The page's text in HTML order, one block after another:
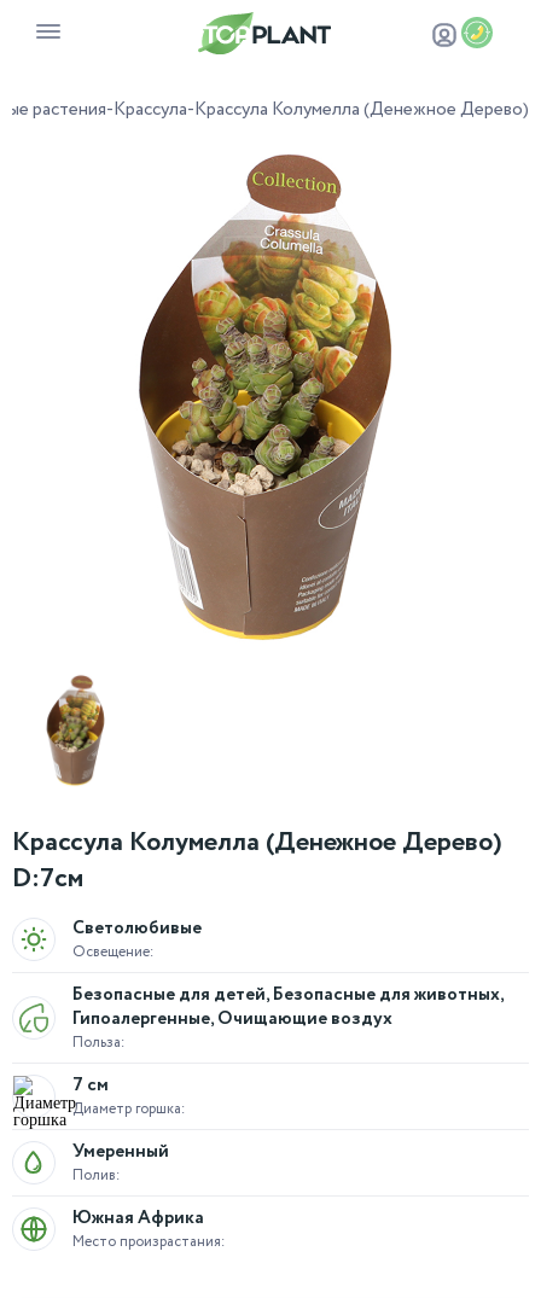
растения-Крассула-Крассула Колумелла (Денежное Дерево)
Крассула Колумелла (Денежное Дерево)
D:7см
Освещение:
Светолюбивые
Польза:
Безопасные для детей, Безопасные для животных,
Гипоалергенные, Очищающие воздух
Диаметр горшка:
7 см
Полив:
Умеренный
Место произрастания:
Южная Африка